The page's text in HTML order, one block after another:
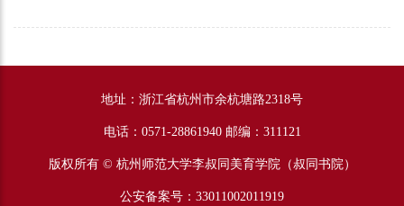
地址：浙江省杭州市余杭塘路2318号
电话：0571-28861940 邮编：311121
版权所有 © 杭州师范大学李叔同美育学院（叔同书院）
公安备案号：33011002011919